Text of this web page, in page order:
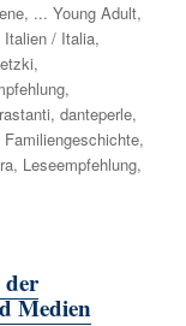
, ... Young Adult,
Italien / Italia,
,
,
,danteperle,
Familiengeschichte,
, Leseempfehlung,
der
Medien